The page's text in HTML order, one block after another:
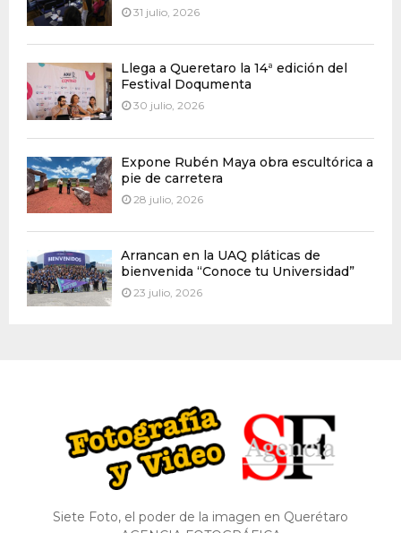
31 julio, 2026
Llega a Queretaro la 14ª edición del
Festival Doqumenta
30 julio, 2026
Expone Rubén Maya obra escultórica a
pie de carretera
28 julio, 2026
Arrancan en la UAQ pláticas de
bienvenida “Conoce tu Universidad”
23 julio, 2026
Siete Foto, el poder de la imagen en Querétaro